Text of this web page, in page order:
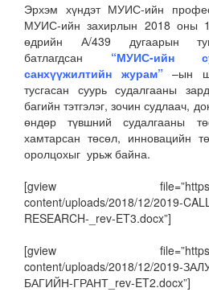
Эрхэм хүндэт МУИС-ийн
МУИС-ийн захирлын 2018 оны
өдрийн А/439 дугаарын
батлагдсан “МУИС-ийн
санхүүжилтийн журам”–ын
тусгасан суурь судалгааны
багийн тэтгэлэг, зочин судлаач,
өндөр түвшний судалгааны
хамтарсан төсөл, инновацийн
оролцохыг урьж байна.
[gview file=”https://
content/uploads/2018/12/2019-
RESEARCH-_rev-ET3.docx”]
[gview file=”https://
content/uploads/2018/12/2019-
БАГИЙН-ГРАНТ_rev-ET2.docx”]